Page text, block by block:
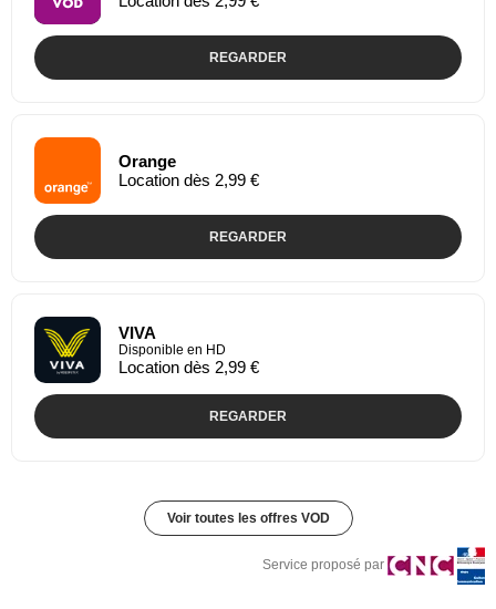
REGARDER
Orange
Location dès 2,99 €
REGARDER
VIVA
Disponible en HD
Location dès 2,99 €
REGARDER
Voir toutes les offres VOD
Service proposé par